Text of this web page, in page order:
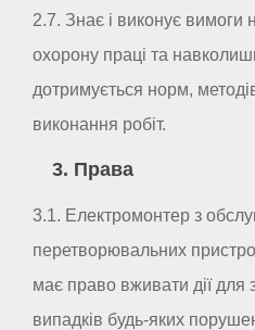
2.7. Знає і виконує вимоги
охорону праці та
дотримується норм,
виконання робіт.
3. Права
3.1. Електромонтер з
перетворювальних
має право вживати дії для
випадків будь-яких